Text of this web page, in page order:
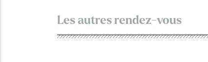
Les autres rendez-vous